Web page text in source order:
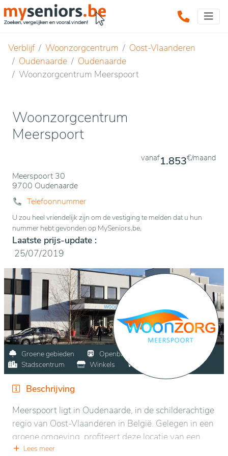
Verblijf Woonzorgcentrum
Oost-Vlaanderen
Oudenaarde
Oudenaarde
Woonzorgcentrum Meerspoort
Woonzorgcentrum
Meerspoort
Meerspoort 30
9700 Oudenaarde
vanaf1.853€/maand
Telefoonnummer
U zou heel vriendelijk zijn om de vestiging te melden dat u hun
nummer hebt gevonden op MySeniors.be.
Laatste prijs-update :
25/07/2019
Groene gebieden
Openbaar vervoer
Stadscentrum
Winkels
Beschrijving
Meerspoort ligt in Oudenaarde, in de schilderachtige
regio van Oost-Vlaanderen in België. Gelegen in een
groene omgeving, profiteert deze locatie van een
bevoorrechte positie in het hart van de natuur,
Lees meer